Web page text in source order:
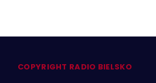
COPYRIGHT RADIO BIELSKO